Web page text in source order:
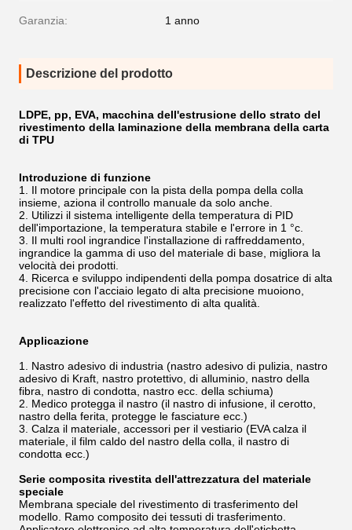
Garanzia: 1 anno
Descrizione del prodotto
LDPE, pp, EVA, macchina dell'estrusione dello strato del
rivestimento della laminazione della membrana della carta
di TPU
Introduzione di funzione
1. Il motore principale con la pista della pompa della colla
insieme, aziona il controllo manuale da solo anche.
2. Utilizzi il sistema intelligente della temperatura di PID
dell'importazione, la temperatura stabile e l'errore in 1 °c.
3. Il multi rool ingrandice l'installazione di raffreddamento,
ingrandice la gamma di uso del materiale di base, migliora la
velocità dei prodotti.
4. Ricerca e sviluppo indipendenti della pompa dosatrice di alta
precisione con l'acciaio legato di alta precisione muoiono,
realizzato l'effetto del rivestimento di alta qualità.
Applicazione
1. Nastro adesivo di industria (nastro adesivo di pulizia, nastro
adesivo di Kraft, nastro protettivo, di alluminio, nastro della
fibra, nastro di condotta, nastro ecc. della schiuma)
2. Medico protegga il nastro (il nastro di infusione, il cerotto,
nastro della ferita, protegge le fasciature ecc.)
3. Calza il materiale, accessori per il vestiario (EVA calza il
materiale, il film caldo del nastro della colla, il nastro di
condotta ecc.)
Serie composita rivestita dell'attrezzatura del materiale
speciale
Membrana speciale del rivestimento di trasferimento del
modello. Ramo composito dei tessuti di trasferimento.